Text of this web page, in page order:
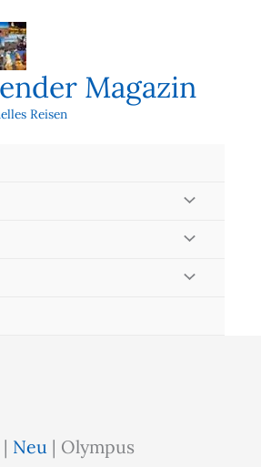
Magazin
Reisen
| Neu | Olympus